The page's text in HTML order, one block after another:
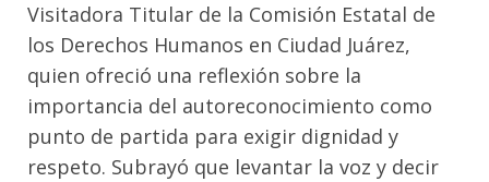
Visitadora Titular de la Comisión Estatal de
los Derechos Humanos en Ciudad Juárez,
quien ofreció una reflexión sobre la
importancia del autoreconocimiento como
punto de partida para exigir dignidad y
respeto. Subrayó que levantar la voz y decir